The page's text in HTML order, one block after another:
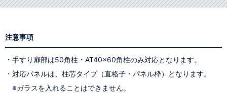
注意事項
・手すり扉部は50角柱・AT40×60角柱のみ対応となります。
・対応パネルは、柱芯タイプ（直格子・パネル枠）となります。
※ガラスを入れることはできません。